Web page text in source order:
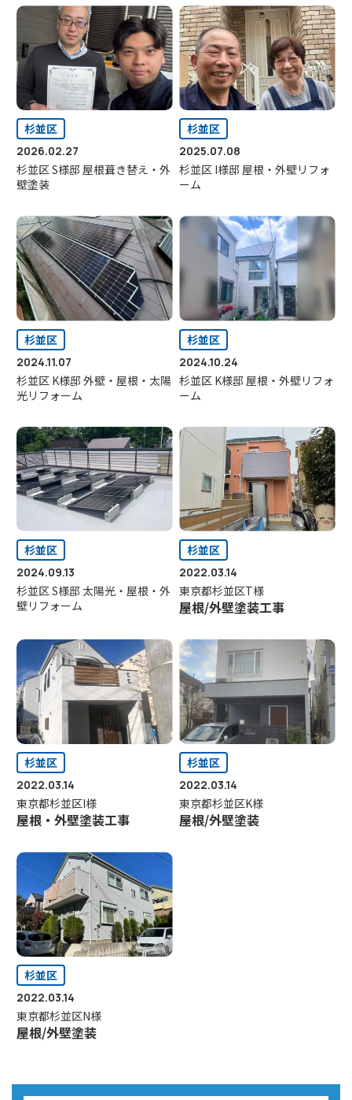
杉並区
2026.02.27
杉並区 S様邸 屋根葺き替え・外
壁塗装
杉並区
2025.07.08
杉並区 I様邸 屋根・外壁リフォ
ーム
杉並区
2024.11.07
杉並区 K様邸 外壁・屋根・太陽
光リフォーム
杉並区
2024.10.24
杉並区 K様邸 屋根・外壁リフォ
ーム
杉並区
2024.09.13
杉並区 S様邸 太陽光・屋根・外
壁リフォーム
杉並区
2022.03.14
東京都杉並区T様
屋根/外壁塗装工事
杉並区
2022.03.14
東京都杉並区I様
屋根・外壁塗装工事
杉並区
2022.03.14
東京都杉並区K様
屋根/外壁塗装
杉並区
2022.03.14
東京都杉並区N様
屋根/外壁塗装